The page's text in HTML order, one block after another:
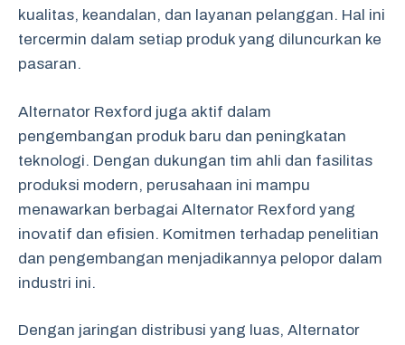
kualitas, keandalan, dan layanan pelanggan. Hal ini
tercermin dalam setiap produk yang diluncurkan ke
pasaran.
Alternator Rexford juga aktif dalam
pengembangan produk baru dan peningkatan
teknologi. Dengan dukungan tim ahli dan fasilitas
produksi modern, perusahaan ini mampu
menawarkan berbagai Alternator Rexford yang
inovatif dan efisien. Komitmen terhadap penelitian
dan pengembangan menjadikannya pelopor dalam
industri ini.
Dengan jaringan distribusi yang luas, Alternator